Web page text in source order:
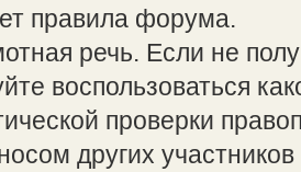
правила форума.
речь. Если не
воспользоваться
проверки
других